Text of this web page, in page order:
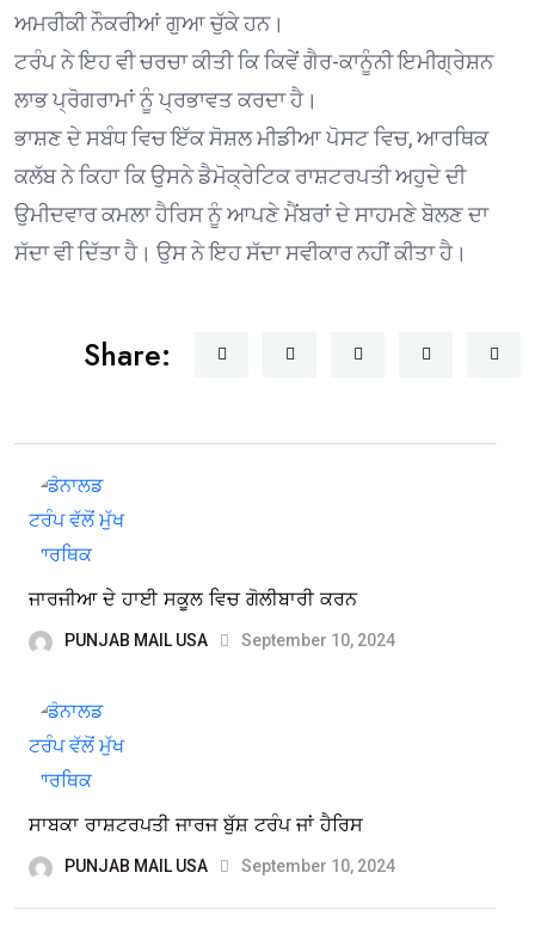
ਅਮਰੀਕੀ ਨੌਕਰੀਆਂ ਗੁਆ ਚੁੱਕੇ ਹਨ।
ਟਰੰਪ ਨੇ ਇਹ ਵੀ ਚਰਚਾ ਕੀਤੀ ਕਿ ਕਿਵੇਂ ਗੈਰ-ਕਾਨੂੰਨੀ ਇਮੀਗ੍ਰੇਸ਼ਨ
ਲਾਭ ਪ੍ਰੋਗਰਾਮਾਂ ਨੂੰ ਪ੍ਰਭਾਵਤ ਕਰਦਾ ਹੈ।
ਭਾਸ਼ਣ ਦੇ ਸਬੰਧ ਵਿਚ ਇੱਕ ਸੋਸ਼ਲ ਮੀਡੀਆ ਪੋਸਟ ਵਿਚ, ਆਰਥਿਕ
ਕਲੱਬ ਨੇ ਕਿਹਾ ਕਿ ਉਸਨੇ ਡੈਮੋਕ੍ਰੇਟਿਕ ਰਾਸ਼ਟਰਪਤੀ ਅਹੁਦੇ ਦੀ
ਉਮੀਦਵਾਰ ਕਮਲਾ ਹੈਰਿਸ ਨੂੰ ਆਪਣੇ ਮੈਂਬਰਾਂ ਦੇ ਸਾਹਮਣੇ ਬੋਲਣ ਦਾ
ਸੱਦਾ ਵੀ ਦਿੱਤਾ ਹੈ। ਉਸ ਨੇ ਇਹ ਸੱਦਾ ਸਵੀਕਾਰ ਨਹੀਂ ਕੀਤਾ ਹੈ।
Share:
ਜਾਰਜੀਆ ਦੇ ਹਾਈ ਸਕੂਲ ਵਿਚ ਗੋਲੀਬਾਰੀ ਕਰਨ
PUNJAB MAIL USA September 10, 2024
ਸਾਬਕਾ ਰਾਸ਼ਟਰਪਤੀ ਜਾਰਜ ਬੁੱਸ਼ ਟਰੰਪ ਜਾਂ ਹੈਰਿਸ
PUNJAB MAIL USA September 10, 2024